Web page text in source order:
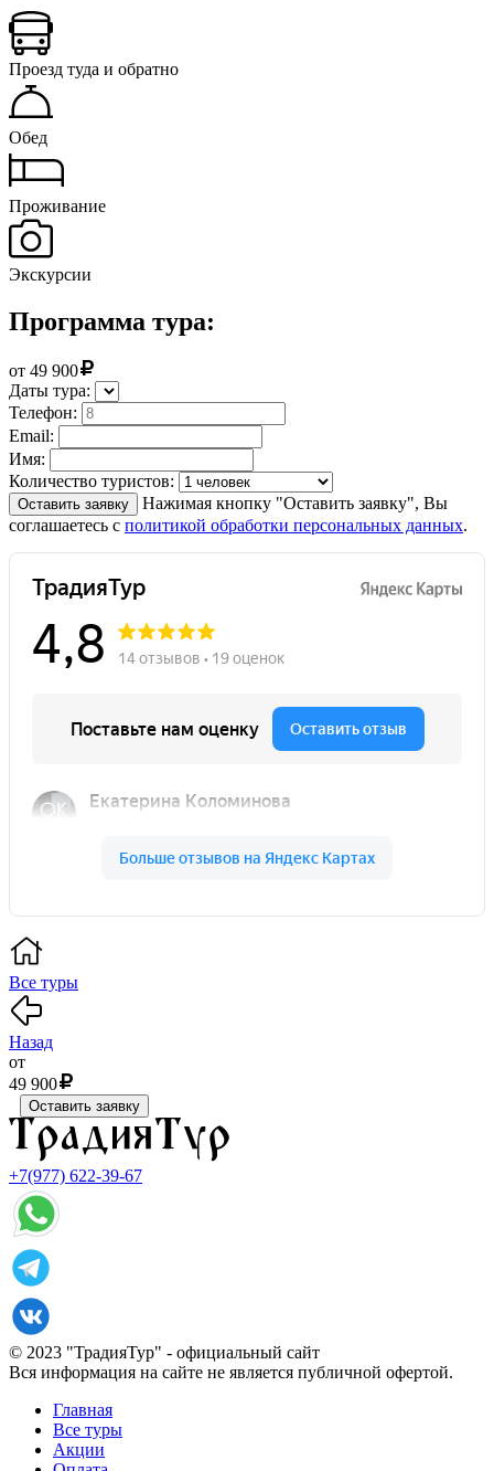
Проезд туда и обратно
Обед
Проживание
Экскурсии
Программа тура:
от 49 900
Даты тура:
Телефон:
Email:
Имя:
Количество туристов:
Оставить заявку
Нажимая кнопку "Оставить заявку", Вы
соглашаетесь с политикой обработки персональных данных.
Все туры
Назад
от
49 900
Оставить заявку
+7(977) 622-39-67
© 2023 "ТрадияТур" - официальный сайт
Вся информация на сайте не является публичной офертой.
Главная
Все туры
Акции